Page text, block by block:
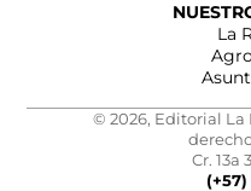
La
© 2026, Editorial La
Cr. 13a